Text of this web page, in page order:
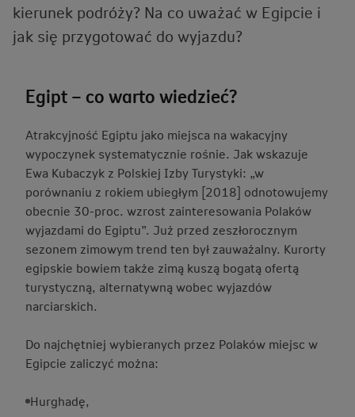
kierunek podróży? Na co uważać w Egipcie i
jak się przygotować do wyjazdu?
Egipt – co warto wiedzieć?
Atrakcyjność Egiptu jako miejsca na wakacyjny
wypoczynek systematycznie rośnie. Jak wskazuje
Ewa Kubaczyk z Polskiej Izby Turystyki: „w
porównaniu z rokiem ubiegłym [2018] odnotowujemy
obecnie 30-proc. wzrost zainteresowania Polaków
wyjazdami do Egiptu”. Już przed zeszłorocznym
sezonem zimowym trend ten był zauważalny. Kurorty
egipskie bowiem także zimą kuszą bogatą ofertą
turystyczną, alternatywną wobec wyjazdów
narciarskich.
Do najchętniej wybieranych przez Polaków miejsc w
Egipcie zaliczyć można:
Hurghadę,